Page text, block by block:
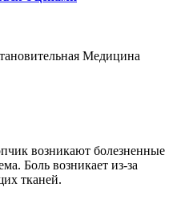
Медицина
возникают болезненные
Боль возникает из-за
тканей.